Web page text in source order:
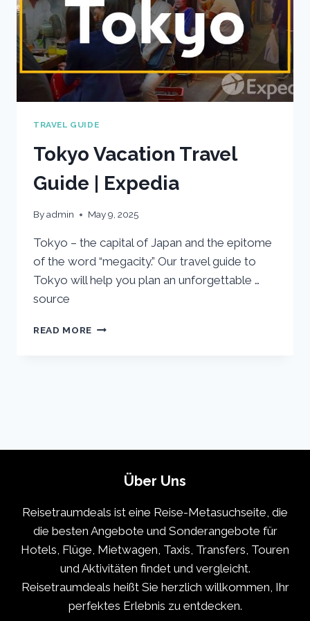
TRAVEL GUIDE
Tokyo Vacation Travel
Guide | Expedia
Byadmin May 9, 2025
Tokyo – the capital of Japan and the epitome
of the word “megacity.” Our travel guide to
Tokyo will help you plan an unforgettable …
source
READ MORE TOKYO
Über Uns
Reisetraumdeals ist eine Reise-Metasuchseite, die
die besten Angebote und Sonderangebote für
Hotels, Flüge, Mietwagen, Taxis, Transfers, Touren
und Aktivitäten findet und vergleicht.
Reisetraumdeals heißt Sie herzlich willkommen, Ihr
perfektes Erlebnis zu entdecken.